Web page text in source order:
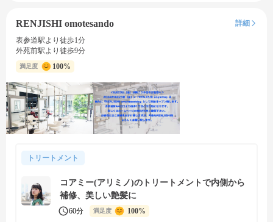
RENJISHI omotesando
詳細
表参道駅より徒歩1分
外苑前駅より徒歩9分
満足度 100%
トリートメント
コアミー(アリミノ)のトリートメントで内側から
補修、美しい艶髪に
60分 満足度 100%